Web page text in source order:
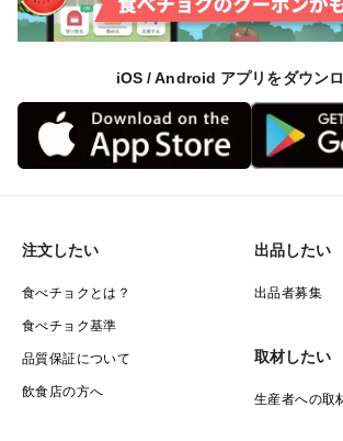
iOS / Android アプリをダウン
注文したい
食べチョクとは？
食べチョク基準
品質保証について
飲食店の方へ
出品したい
出品者募集
取材したい
生産者への取